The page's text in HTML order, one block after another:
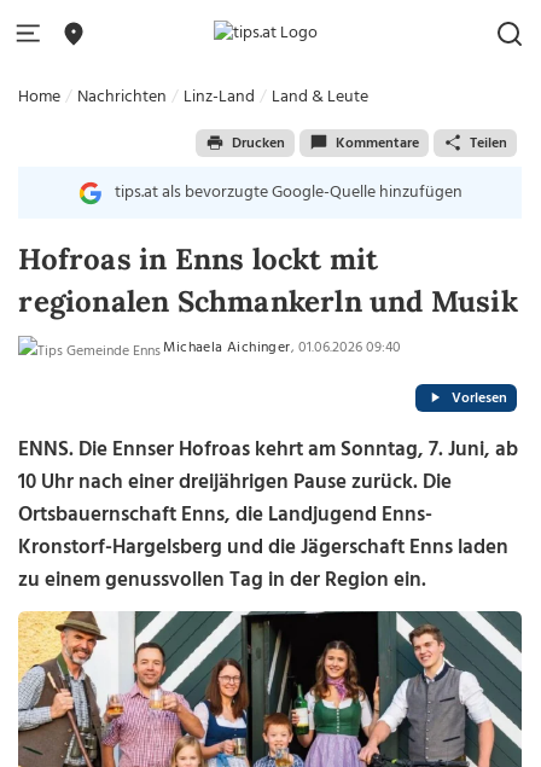
Home Nachrichten Linz-Land Land & Leute
Drucken Kommentare Teilen
tips.at als bevorzugte Google-Quelle hinzufügen
Hofroas in Enns lockt mit
regionalen Schmankerln und Musik
Michaela Aichinger, 01.06.2026 09:40
Vorlesen
ENNS. Die Ennser Hofroas kehrt am Sonntag, 7. Juni, ab
10 Uhr nach einer dreijährigen Pause zurück. Die
Ortsbauernschaft Enns, die Landjugend Enns-
Kronstorf-Hargelsberg und die Jägerschaft Enns laden
zu einem genussvollen Tag in der Region ein.